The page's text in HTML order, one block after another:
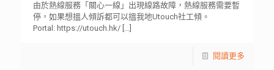
由於熱線服務「關心一線」出現線路故障，熱線服務需要暫
停，如果想搵人傾訴都可以搵我地Utouch社工傾。
Portal: https://utouch.hk/ […]
閱讀更多